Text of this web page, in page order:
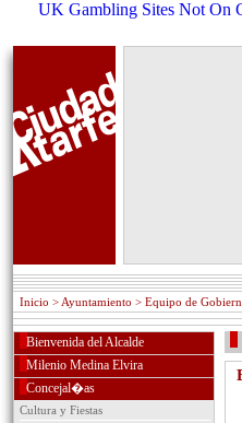
UK Gambling Sites Not On
Inicio > Ayuntamiento > Equipo de
Bienvenida del Alcalde
Milenio Medina Elvira
Concejal�as
Cultura y Fiestas